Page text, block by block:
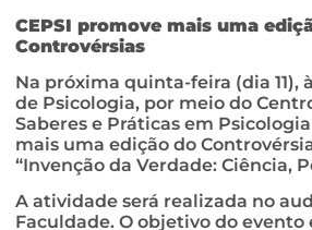
CEPSI promove mais uma
Controvérsias
Na próxima quinta-feira (dia 11),
de Psicologia, por meio do
Saberes e Práticas em
mais uma edição do
“Invenção da Verdade: Ciência,
A atividade será realizada no
Faculdade. O objetivo do evento